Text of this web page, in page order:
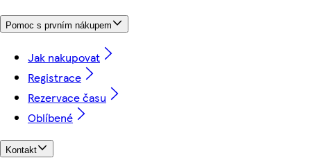
Pomoc s prvním nákupem
Jak nakupovat
Registrace
Rezervace času
Oblíbené
Kontakt